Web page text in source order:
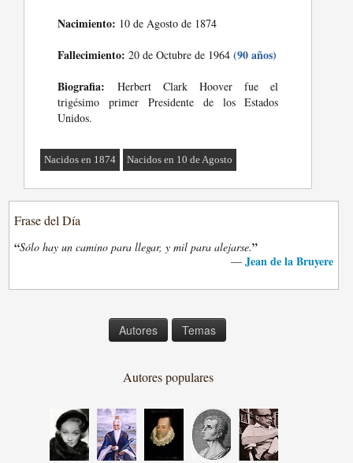
Nacimiento: 10 de Agosto de 1874
Fallecimiento: 20 de Octubre de 1964(90 años)
Biografia: Herbert Clark Hoover fue el
trigésimo primer Presidente de los Estados
Unidos.
Nacidos en 1874 Nacidos en 10 de Agosto
Frase del Día
“Sólo hay un camino para llegar, y mil para alejarse.”
— Jean de la Bruyere
Autores Temas
Autores populares